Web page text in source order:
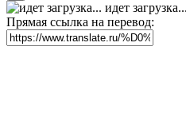
идет загрузка...
Прямая ссылка на перевод: